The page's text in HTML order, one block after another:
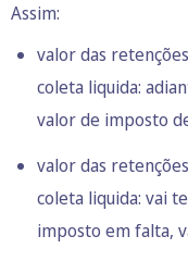
Assim:
valor das
coleta liquida:
valor de imposto
valor das
coleta liquida: vai
imposto em falta,